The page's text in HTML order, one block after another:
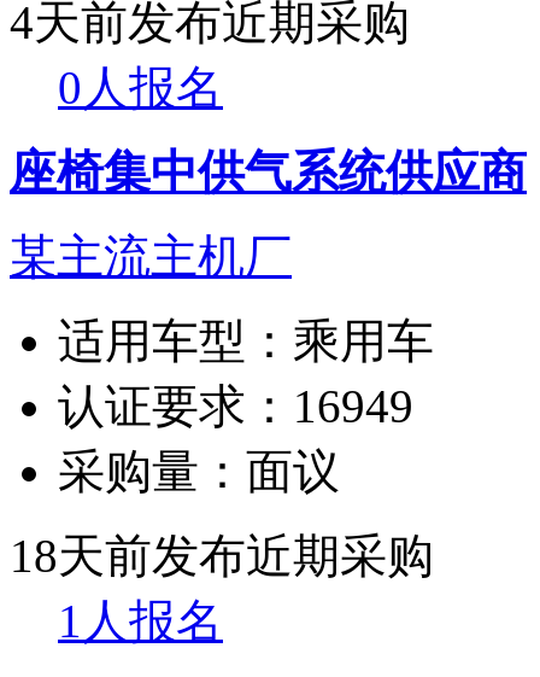
4天前发布近期采购
0人报名
座椅集中供气系统供应商
某主流主机厂
适用车型： 乘用车
认证要求： 16949
采购量： 面议
18天前发布近期采购
1人报名